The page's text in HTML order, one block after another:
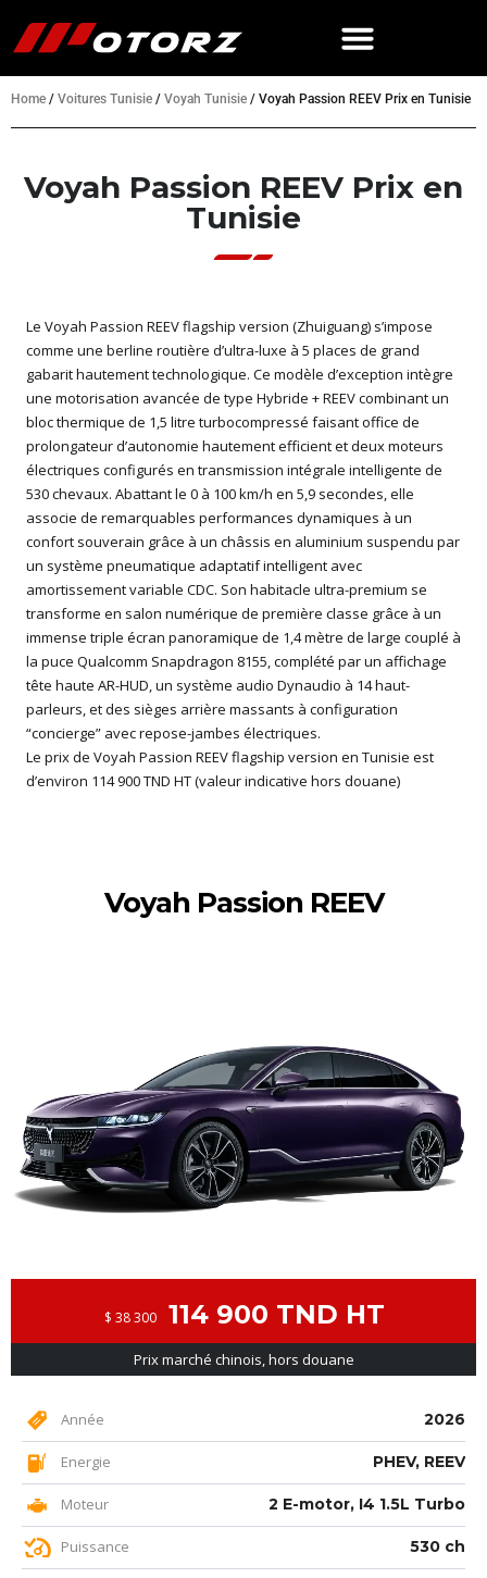
Home / Voitures Tunisie / Voyah Tunisie / Voyah Passion REEV Prix en Tunisie
Voyah Passion REEV Prix en
Tunisie
Le Voyah Passion REEV flagship version (Zhuiguang) s’impose
comme une berline routière d’ultra-luxe à 5 places de grand
gabarit hautement technologique. Ce modèle d’exception intègre
une motorisation avancée de type Hybride + REEV combinant un
bloc thermique de 1,5 litre turbocompressé faisant office de
prolongateur d’autonomie hautement efficient et deux moteurs
électriques configurés en transmission intégrale intelligente de
530 chevaux. Abattant le 0 à 100 km/h en 5,9 secondes, elle
associe de remarquables performances dynamiques à un
confort souverain grâce à un châssis en aluminium suspendu par
un système pneumatique adaptatif intelligent avec
amortissement variable CDC. Son habitacle ultra-premium se
transforme en salon numérique de première classe grâce à un
immense triple écran panoramique de 1,4 mètre de large couplé à
la puce Qualcomm Snapdragon 8155, complété par un affichage
tête haute AR-HUD, un système audio Dynaudio à 14 haut-
parleurs, et des sièges arrière massants à configuration
“concierge” avec repose-jambes électriques.
Le prix de Voyah Passion REEV flagship version en Tunisie est
d’environ 114 900 TND HT (valeur indicative hors douane)
Voyah Passion REEV
114 900 TND HT
$ 38 300
Prix marché chinois, hors douane
Année 2026
Energie PHEV, REEV
Moteur 2 E-motor, I4 1.5L Turbo
Puissance 530 ch